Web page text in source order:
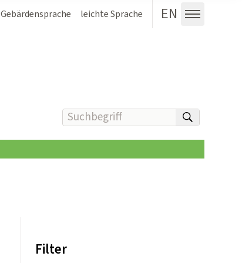
Gebärdensprache leichte Sprache EN
Menü
Suchbegriff(e) eingeben
Filter